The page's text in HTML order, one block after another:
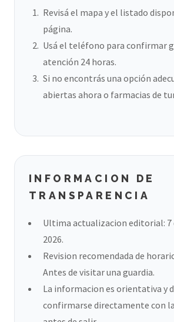
Revisá el mapa y el listado
página.
Usá el teléfono para confirmar
atención 24 horas.
Si no encontrás una opción
abiertas ahora o farmacias de
INFORMACION DE
TRANSPARENCIA
Ultima actualizacion editorial: 7
2026.
Revision recomendada de
Antes de visitar una guardia.
La informacion es orientativa y
confirmarse directamente con